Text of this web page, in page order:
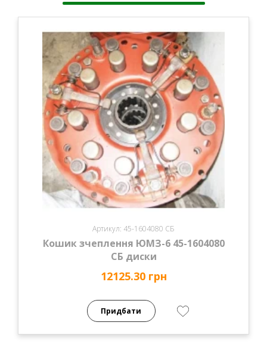
Артикул: 45-1604080 СБ
Кошик зчеплення ЮМЗ-6 45-1604080
СБ диски
12125.30 грн
Придбати